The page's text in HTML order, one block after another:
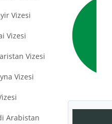
Vizesi
Vizesi
Vizesi
Vizesi
Arabistan